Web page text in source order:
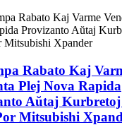
Rabato Kaj
Plej Nova Rapida
Aŭtaj
Mitsubishi